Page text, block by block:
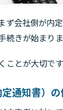
ず会社側が内
きが始まりま
とが大切です
通知書）